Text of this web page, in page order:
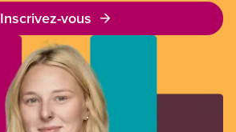
Inscrivez-vous